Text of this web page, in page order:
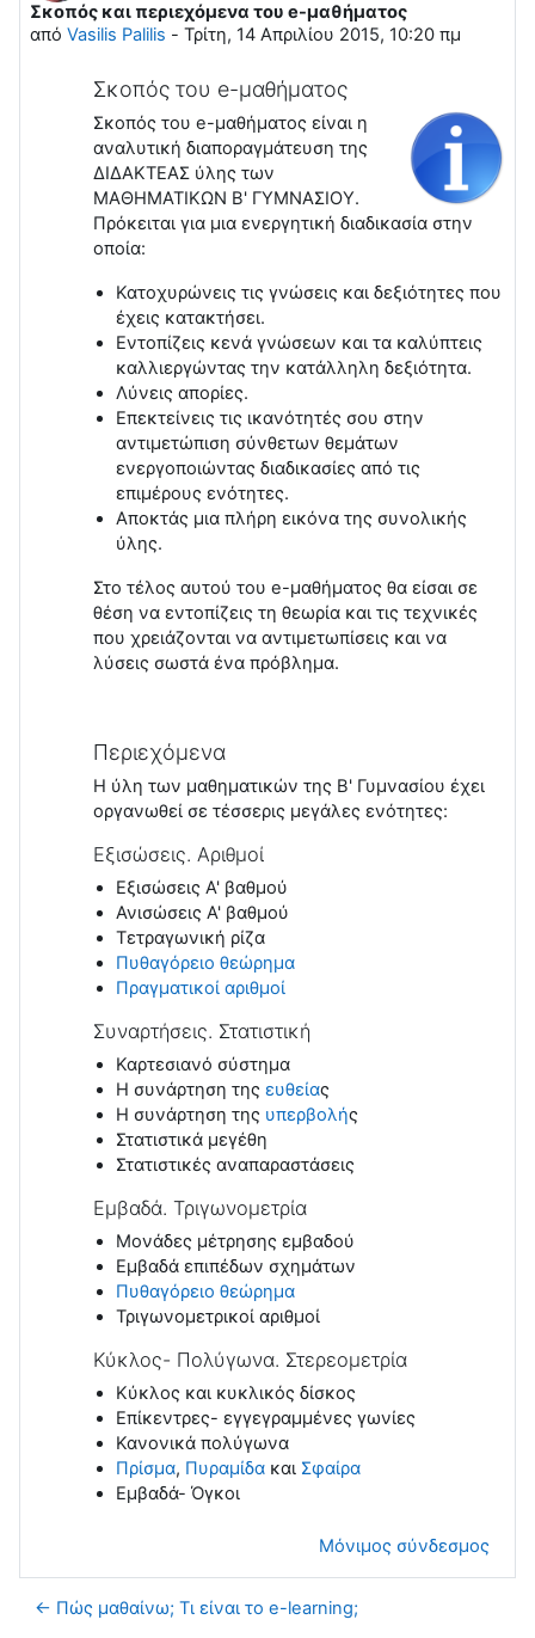
Σκοπός και περιεχόμενα του e-μαθήματος
από Vasilis Palilis - Τρίτη, 14 Απριλίου 2015, 10:20 πμ
Αριθμός απαντήσεων: 0
Σκοπός του e-μαθήματος
Σκοπός του e-μαθήματος είναι η
αναλυτική διαποραγμάτευση της
ΔΙΔΑΚΤΕΑΣ ύλης των
ΜΑΘΗΜΑΤΙΚΩΝ B' ΓΥΜΝΑΣΙΟΥ.
Πρόκειται για μια ενεργητική διαδικασία στην
οποία:
Κατοχυρώνεις τις γνώσεις και δεξιότητες που
έχεις κατακτήσει.
Εντοπίζεις κενά γνώσεων και τα καλύπτεις
καλλιεργώντας την κατάλληλη δεξιότητα.
Λύνεις απορίες.
Επεκτείνεις τις ικανότητές σου στην
αντιμετώπιση σύνθετων θεμάτων
ενεργοποιώντας διαδικασίες από τις
επιμέρους ενότητες.
Αποκτάς μια πλήρη εικόνα της συνολικής
ύλης.
Στο τέλος αυτού του e-μαθήματος θα είσαι σε
θέση να εντοπίζεις τη θεωρία και τις τεχνικές
που χρειάζονται να αντιμετωπίσεις και να
λύσεις σωστά ένα πρόβλημα.
Περιεχόμενα
Η ύλη των μαθηματικών της B' Γυμνασίου έχει
οργανωθεί σε τέσσερις μεγάλες ενότητες:
Εξισώσεις. Αριθμοί
Εξισώσεις A' βαθμού
Ανισώσεις Α' βαθμού
Τετραγωνική ρίζα
Πυθαγόρειο θεώρημα
Πραγματικοί αριθμοί
Συναρτήσεις. Στατιστική
Καρτεσιανό σύστημα
Η συνάρτηση τηςευθείας
Η συνάρτηση της υπερβολής
Στατιστικά μεγέθη
Στατιστικές αναπαραστάσεις
Εμβαδά. Τριγωνομετρία
Μονάδες μέτρησης εμβαδού
Εμβαδά επιπέδων σχημάτων
Πυθαγόρειο θεώρημα
Τριγωνομετρικοί αριθμοί
Κύκλος- Πολύγωνα. Στερεομετρία
Κύκλος και κυκλικός δίσκος
Επίκεντρες- εγγεγραμμένες γωνίες
Κανονικά πολύγωνα
Πρίσμα, Πυραμίδα και Σφαίρα
Εμβαδά- Όγκοι
Μόνιμος σύνδεσμος
← Πώς μαθαίνω; Τι είναι το e-learning;